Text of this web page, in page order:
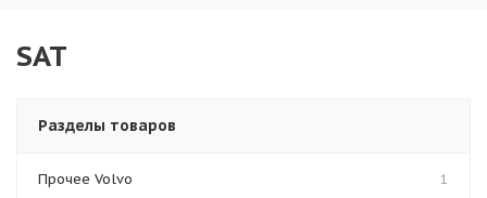
SAT
Разделы товаров
Прочее Volvo
1